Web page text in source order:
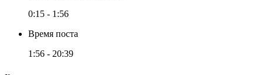
0:15 - 1:56
Время поста
1:56 - 20:39